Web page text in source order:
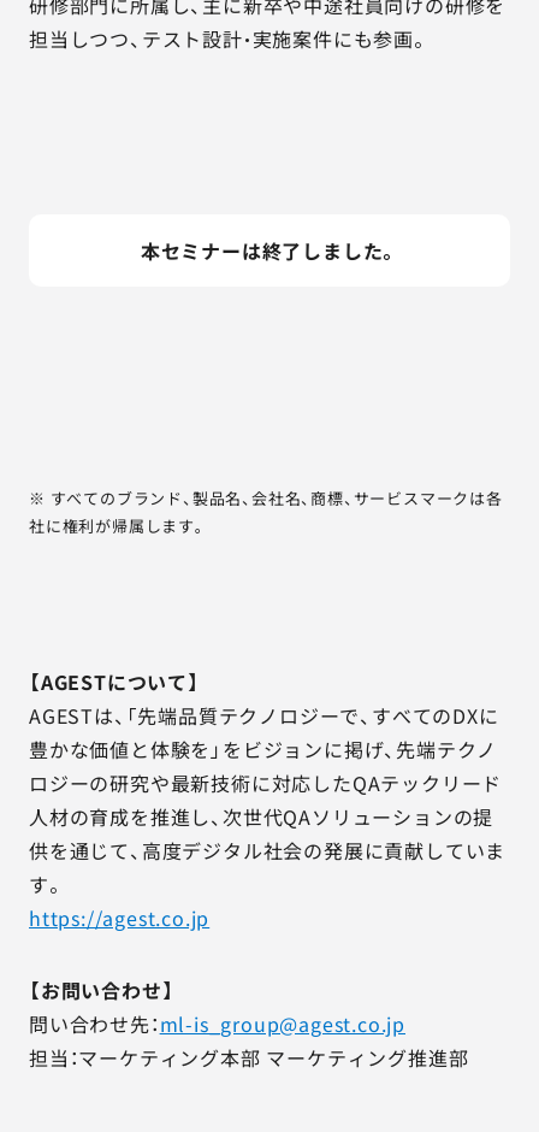
担当しつつ、テスト設計・実施案件にも参画。
本セミナーは終了しました。
※ すべてのブランド、製品名、会社名、商標、サービスマークは各
社に権利が帰属します。
【AGESTについて】
AGESTは、「先端品質テクノロジーで、すべてのDXに
豊かな価値と体験を」をビジョンに掲げ、先端テクノ
ロジーの研究や最新技術に対応したQAテックリード
人材の育成を推進し、次世代QAソリューションの提
供を通じて、高度デジタル社会の発展に貢献していま
す。
https://agest.co.jp
【お問い合わせ】
問い合わせ先：ml-is_group@agest.co.jp
担当：マーケティング本部 マーケティング推進部